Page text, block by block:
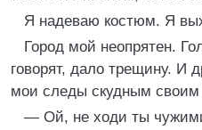
Я надеваю костюм. Я
Город мой неопрятен.
говорят, дало трещину. И
мои следы скудным своим
— Ой, не ходи ты